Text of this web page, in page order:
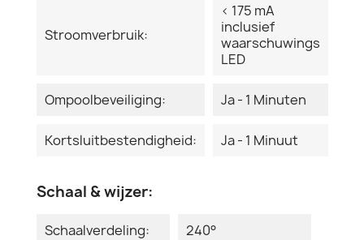
Stroomverbruik:
< 175 mA
inclusief
waarschuwings
LED
Ompoolbeveiliging: Ja - 1 Minuten
Kortsluitbestendigheid: Ja - 1 Minuut
Schaal & wijzer:
Schaalverdeling: 240°